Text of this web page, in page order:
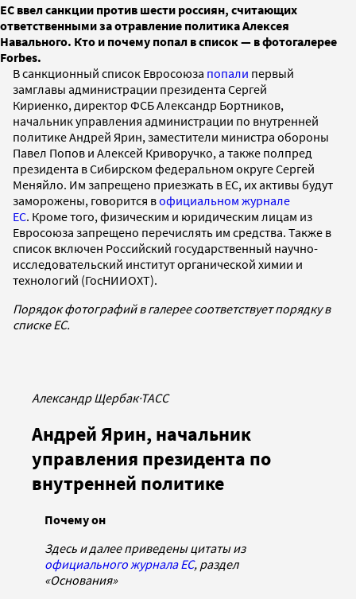
ЕС ввел санкции против шести россиян, считающих
ответственными за отравление политика Алексея
Навального. Кто и почему попал в список —​​​​​​​ в фотогалерее
Forbes.
В санкционный список Евросоюза попали первый
замглавы администрации президента Сергей
Кириенко, директор ФСБ Александр Бортников,
начальник управления администрации по внутренней
политике Андрей Ярин, заместители министра обороны
Павел Попов и Алексей Криворучко, а также полпред
президента в Сибирском федеральном округе Сергей
Меняйло. Им запрещено приезжать в ЕС, их активы будут
заморожены, говорится вофициальном журнале
ЕС. Кроме того, физическим и юридическим лицам из
Евросоюза запрещено перечислять им средства. Также в
список включен Российский государственный научно-
исследовательский институт органической химии и
технологий (ГосНИИОХТ).
Порядок фотографий в галерее соответствует порядку в
списке ЕС.
Александр Щербак·ТАСС
Андрей Ярин, начальник
управления президента по
внутренней политике
Почему он
Здесь и далее приведены цитаты из
официального журнала ЕС, раздел
«Основания»